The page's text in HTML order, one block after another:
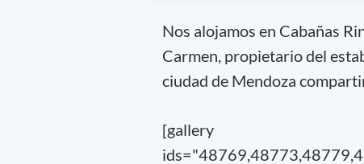
Nos alojamos en Cabañas
Carmen, propietario del
ciudad de Mendoza
[gallery